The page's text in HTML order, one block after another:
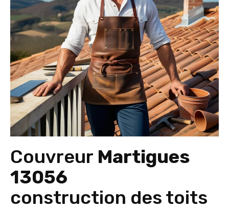
Couvreur Martigues
13056
construction des toits